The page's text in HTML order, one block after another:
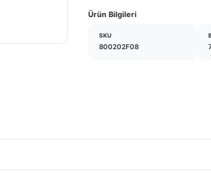
Ürün Bilgileri
SKU
800202F08